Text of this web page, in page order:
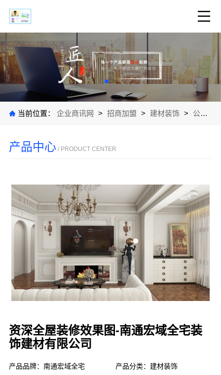
当前位置： 企业商讯网 > 招商加盟 > 建材装饰 > 公司产品
产品中心 / PRODUCT CENTER
资深全屋装修效果图-南通宏域全宅装
饰建材有限公司
产品品牌：南通宏域全宅
产品分类：建材装饰